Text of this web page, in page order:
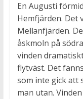
En Augusti
Hemfjärden. Det
Mellanfjärden.
åskmoln på
vinden
flytväst. Det
som inte gick att
man utan.